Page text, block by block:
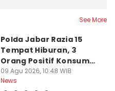
See More
Polda Jabar Razia 15
Tempat Hiburan, 3
Orang Positif Konsumsi
Narkoba
09 Agu 2026, 10:48 WIB
News